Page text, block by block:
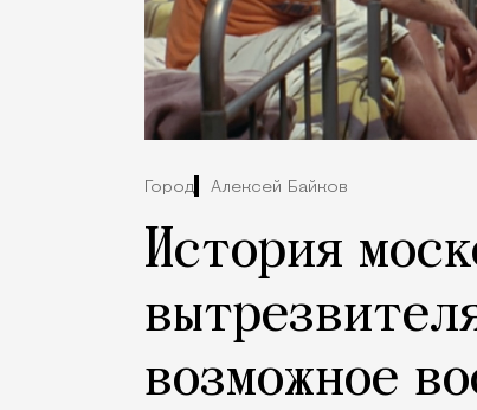
Город Алексей Байков
История
возможное